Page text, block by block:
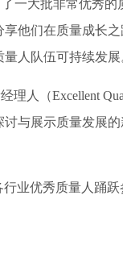
一大批非常优秀的
他们在质量成长
人队伍可持续发展
人（Excellent
与展示质量发展
行业优秀质量人踊